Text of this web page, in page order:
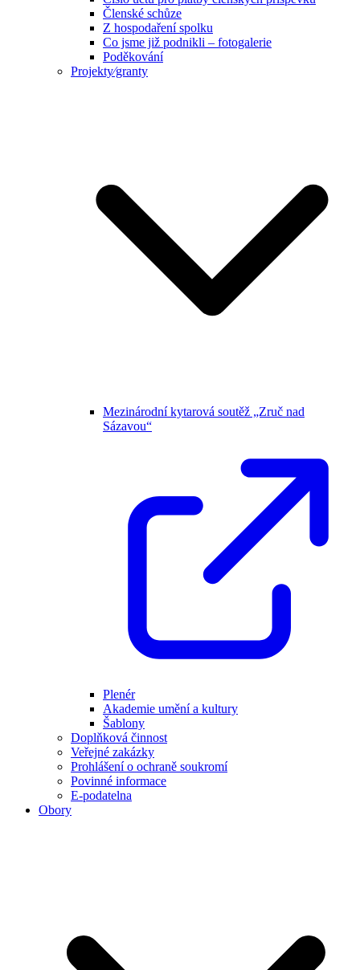
Členské schůze
Z hospodaření spolku
Co jsme již podnikli – fotogalerie
Poděkování
Projekty⁄granty
Mezinárodní kytarová soutěž „Zruč nad
Sázavou“
Plenér
Akademie umění a kultury
Šablony
Doplňková činnost
Veřejné zakázky
Prohlášení o ochraně soukromí
Povinné informace
E-podatelna
Obory